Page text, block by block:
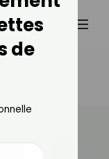
De Sa Santé
de